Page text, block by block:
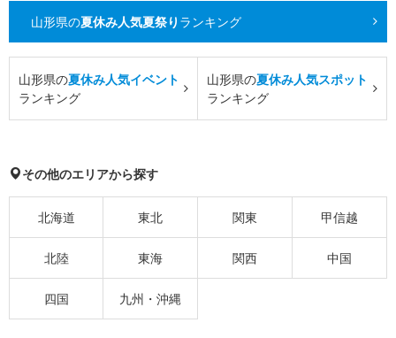
山形県の夏休み人気夏祭り ランキング
山形県の夏休み人気イベント
ランキング
山形県の夏休み人気スポット
ランキング
その他のエリアから探す
北海道 東北 関東 甲信越
北陸 東海 関西 中国
四国 九州・沖縄